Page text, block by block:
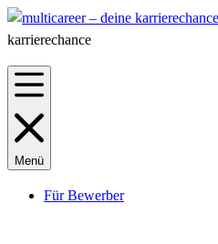
karrierechance
Menü
Für Bewerber